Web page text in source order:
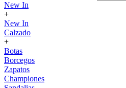
New In
+
New In
Calzado
+
Botas
Borcegos
Zapatos
Championes